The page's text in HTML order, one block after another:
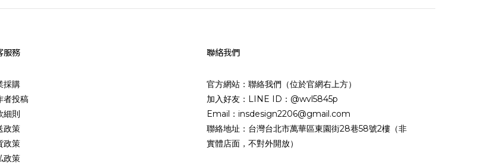
服務
採購
者投稿
細則
政策
政策
政策
聯絡我們
官方網站：聯絡我們（位於官網右上方）
加入好友：LINE ID：@wvl5845p
Email：insdesign2206@gmail.com
聯絡地址：台灣台北市萬華區東園街28巷58號2樓（非
實體店面，不對外開放）